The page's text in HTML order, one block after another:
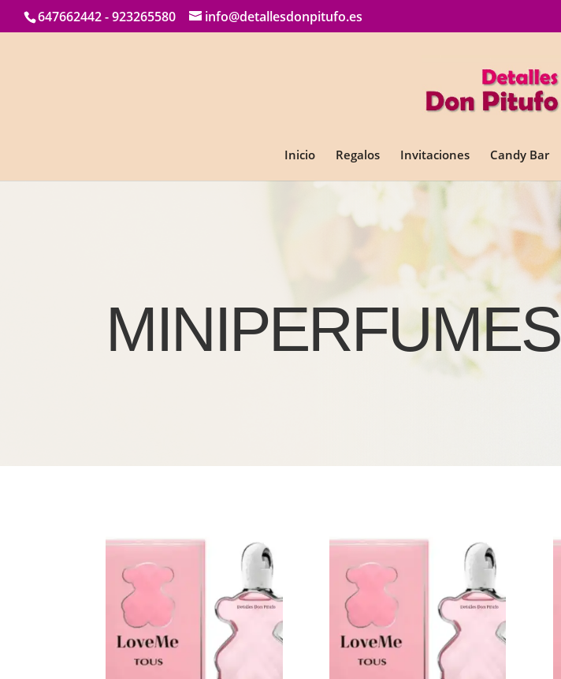
647662442 - 923265580 info@detallesdonpitufo.es
Inicio Regalos Invitaciones Candy Bar
MINIPERFUMES